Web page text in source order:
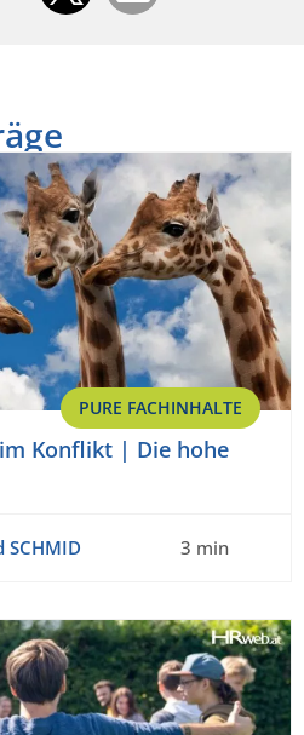
PURE FACHINHALTE
Konflikt | Die hohe
SCHMID 3 min